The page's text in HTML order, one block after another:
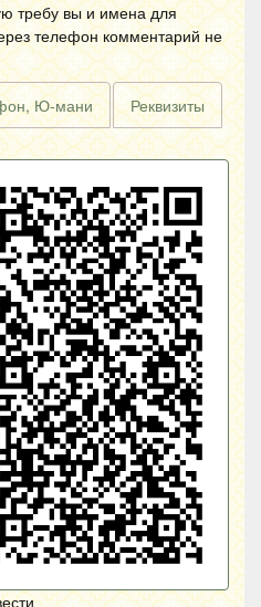
требу вы и имена для
телефон комментарий не
Ю-мани Реквизиты